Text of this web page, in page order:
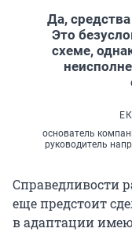
Да,
Это
схеме,
основатель
руководитель
Справедливости
еще предстоит
в адаптации